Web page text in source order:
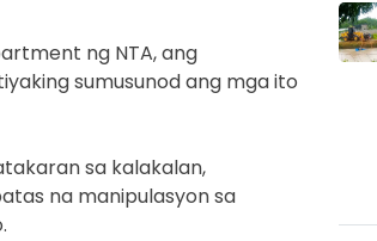
ng NTA, ang
sumusunod ang mga ito
sa kalakalan,
na manipulasyon sa